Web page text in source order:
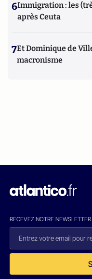
6Immigration : les
après Ceuta
7Et Dominique de
macronisme
RECEVEZ NOTRE NEWSLETTER